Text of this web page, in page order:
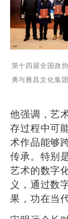
第十四届全国政
勇与雅昌文化集
他强调，艺
存过程中可
术作品能够
传承。特别
艺术的数字
义，通过数
果，功在当